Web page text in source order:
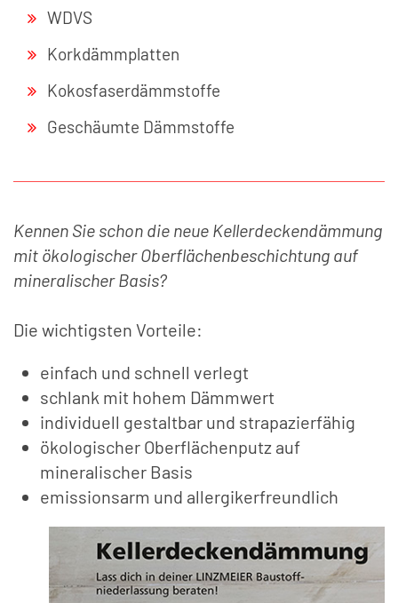
WDVS
Korkdämmplatten
Kokosfaserdämmstoffe
Geschäumte Dämmstoffe
Kennen Sie schon die neue Kellerdeckendämmung
mit ökologischer Oberflächenbeschichtung auf
mineralischer Basis?
Die wichtigsten Vorteile:
einfach und schnell verlegt
schlank mit hohem Dämmwert
individuell gestaltbar und strapazierfähig
ökologischer Oberflächenputz auf
mineralischer Basis
emissionsarm und allergikerfreundlich